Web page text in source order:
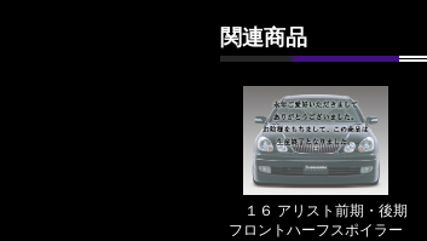
関連商品
１６ アリスト前期・後期
フロントハーフスポイラー